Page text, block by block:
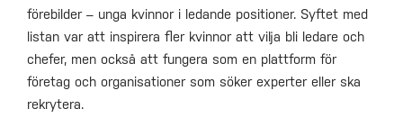
förebilder – unga kvinnor i ledande positioner. Syftet med
listan var att inspirera fler kvinnor att vilja bli ledare och
chefer, men också att fungera som en plattform för
företag och organisationer som söker experter eller ska
rekrytera.